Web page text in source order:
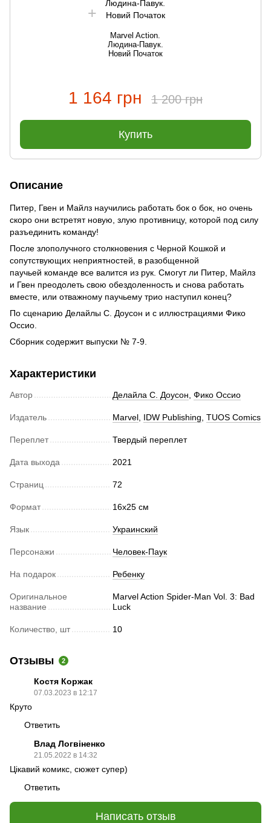
Marvel Action.
Людина-Павук.
Новий Початок
1 164 грн 1 200 грн
Купить
Описание
Питер, Гвен и Майлз научились работать бок о бок, но очень
скоро они встретят новую, злую противницу, которой под силу
разъединить команду!
После злополучного столкновения с Черной Кошкой и
сопутствующих неприятностей, в разобщенной
паучьей команде все валится из рук. Смогут ли Питер, Майлз
и Гвен преодолеть свою обездоленность и снова работать
вместе, или отважному паучьему трио наступил конец?
По сценарию Делайлы С. Доусон и с иллюстрациями Фико
Оссио.
Сборник содержит выпуски № 7-9.
Характеристики
Автор Делайла С. Доусон, Фико Оссио
Издатель Marvel, IDW Publishing, TUOS Comics
Переплет Твердый переплет
Дата выхода 2021
Страниц 72
Формат 16х25 см
Язык Украинский
Персонажи Человек-Паук
На подарок Ребенку
Оригинальное
название
Marvel Action Spider-Man Vol. 3: Bad
Luck
Количество, шт 10
Отзывы 2
Костя Коржак
07.03.2023 в 12:17
Круто
Ответить
Влад Логвіненко
21.05.2022 в 14:32
Цікавий комикс, сюжет супер)
Ответить
Написать отзыв